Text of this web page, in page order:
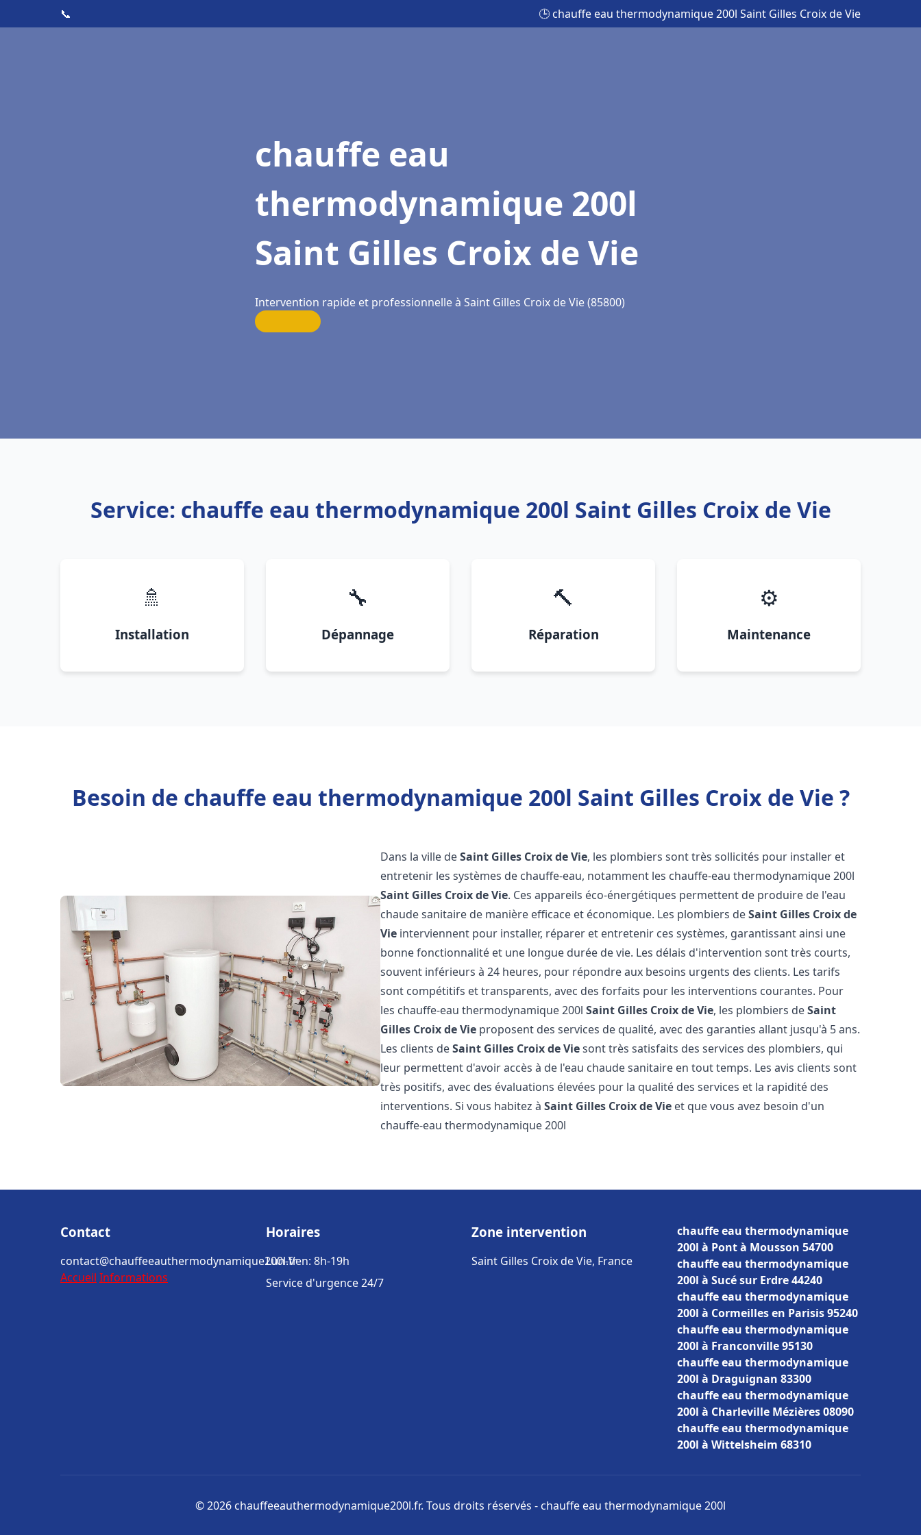
📞 🕒 chauffe eau thermodynamique 200l Saint Gilles Croix de Vie
chauffe eau
thermodynamique 200l
Saint Gilles Croix de Vie
Intervention rapide et professionnelle à Saint Gilles Croix de Vie (85800)
Service: chauffe eau thermodynamique 200l Saint Gilles Croix de Vie
🚿
Installation
🔧
Dépannage
🔨
Réparation
⚙️
Maintenance
Besoin de chauffe eau thermodynamique 200l Saint Gilles Croix de Vie ?
Dans la ville deSaint Gilles Croix de Vie, les plombiers sont très sollicités pour installer et
entretenir les systèmes de chauffe-eau, notamment les chauffe-eau thermodynamique 200l
Saint Gilles Croix de Vie. Ces appareils éco-énergétiques permettent de produire de l'eau
chaude sanitaire de manière efficace et économique. Les plombiers deSaint Gilles Croix de
Vie interviennent pour installer, réparer et entretenir ces systèmes, garantissant ainsi une
bonne fonctionnalité et une longue durée de vie. Les délais d'intervention sont très courts,
souvent inférieurs à 24 heures, pour répondre aux besoins urgents des clients. Les tarifs
sont compétitifs et transparents, avec des forfaits pour les interventions courantes. Pour
les chauffe-eau thermodynamique 200lSaint Gilles Croix de Vie, les plombiers deSaint
Gilles Croix de Vie proposent des services de qualité, avec des garanties allant jusqu'à 5 ans.
Les clients deSaint Gilles Croix de Viesont très satisfaits des services des plombiers, qui
leur permettent d'avoir accès à de l'eau chaude sanitaire en tout temps. Les avis clients sont
très positifs, avec des évaluations élevées pour la qualité des services et la rapidité des
interventions. Si vous habitez àSaint Gilles Croix de Vie et que vous avez besoin d'un
chauffe-eau thermodynamique 200l
Contact
contact@chauffeeauthermodynamique200l.fr
Accueil Informations
Horaires
Lun-Ven: 8h-19h
Service d'urgence 24/7
Zone intervention
Saint Gilles Croix de Vie, France
chauffe eau thermodynamique
200l à Pont à Mousson 54700
chauffe eau thermodynamique
200l à Sucé sur Erdre 44240
chauffe eau thermodynamique
200l à Cormeilles en Parisis 95240
chauffe eau thermodynamique
200l à Franconville 95130
chauffe eau thermodynamique
200l à Draguignan 83300
chauffe eau thermodynamique
200l à Charleville Mézières 08090
chauffe eau thermodynamique
200l à Wittelsheim 68310
© 2026 chauffeeauthermodynamique200l.fr. Tous droits réservés - chauffe eau thermodynamique 200l